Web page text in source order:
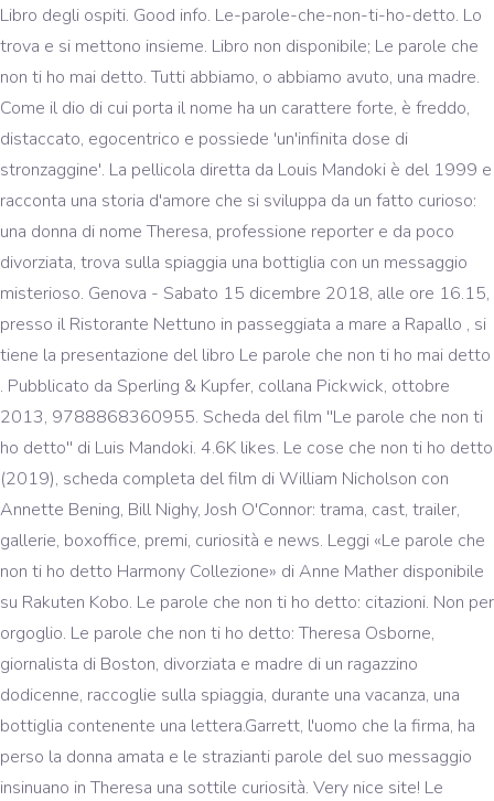
Libro degli ospiti. Good info. Le-parole-che-non-ti-ho-detto. Lo
trova e si mettono insieme. Libro non disponibile; Le parole che
non ti ho mai detto. Tutti abbiamo, o abbiamo avuto, una madre.
Come il dio di cui porta il nome ha un carattere forte, è freddo,
distaccato, egocentrico e possiede 'un'infinita dose di
stronzaggine'. La pellicola diretta da Louis Mandoki è del 1999 e
racconta una storia d'amore che si sviluppa da un fatto curioso:
una donna di nome Theresa, professione reporter e da poco
divorziata, trova sulla spiaggia una bottiglia con un messaggio
misterioso. Genova - Sabato 15 dicembre 2018, alle ore 16.15,
presso il Ristorante Nettuno in passeggiata a mare a Rapallo , si
tiene la presentazione del libro Le parole che non ti ho mai detto
. Pubblicato da Sperling & Kupfer, collana Pickwick, ottobre
2013, 9788868360955. Scheda del film ''Le parole che non ti
ho detto'' di Luis Mandoki. 4.6K likes. Le cose che non ti ho detto
(2019), scheda completa del film di William Nicholson con
Annette Bening, Bill Nighy, Josh O'Connor: trama, cast, trailer,
gallerie, boxoffice, premi, curiosità e news. Leggi «Le parole che
non ti ho detto Harmony Collezione» di Anne Mather disponibile
su Rakuten Kobo. Le parole che non ti ho detto: citazioni. Non per
orgoglio. Le parole che non ti ho detto: Theresa Osborne,
giornalista di Boston, divorziata e madre di un ragazzino
dodicenne, raccoglie sulla spiaggia, durante una vacanza, una
bottiglia contenente una lettera.Garrett, l'uomo che la firma, ha
perso la donna amata e le strazianti parole del suo messaggio
insinuano in Theresa una sottile curiosità. Very nice site! Le